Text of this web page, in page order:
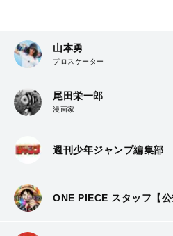
山本勇
プロスケーター
尾田栄一郎
漫画家
週刊少年ジャンプ編集部
ONE PIECE スタッフ【